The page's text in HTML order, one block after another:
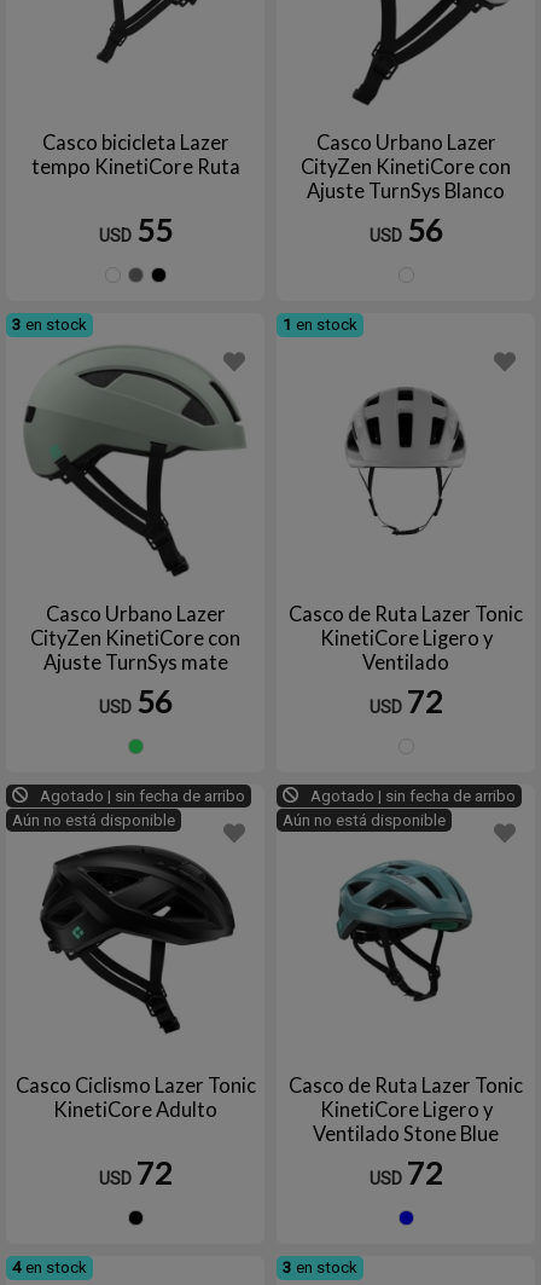
Casco bicicleta Lazer
tempo KinetiCore Ruta
USD 55
Casco Urbano Lazer
CityZen KinetiCore con
Ajuste TurnSys Blanco
USD 56
3 en stock
Casco Urbano Lazer
CityZen KinetiCore con
Ajuste TurnSys mate
USD 56
1 en stock
Casco de Ruta Lazer Tonic
KinetiCore Ligero y
Ventilado
USD 72
Agotado | sin fecha de arribo
Aún no está disponible
Casco Ciclismo Lazer Tonic
KinetiCore Adulto
USD 72
Agotado | sin fecha de arribo
Aún no está disponible
Casco de Ruta Lazer Tonic
KinetiCore Ligero y
Ventilado Stone Blue
USD 72
4 en stock 3 en stock